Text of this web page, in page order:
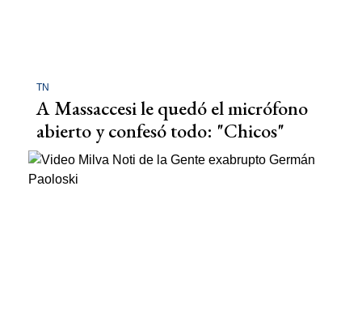
TN
A Massaccesi le quedó el micrófono
abierto y confesó todo: "Chicos"